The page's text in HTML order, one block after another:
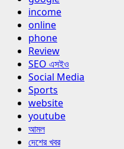
income
online
phone
Review
SEO এসইও
Social Media
Sports
website
youtube
আমল
দেশের খবর